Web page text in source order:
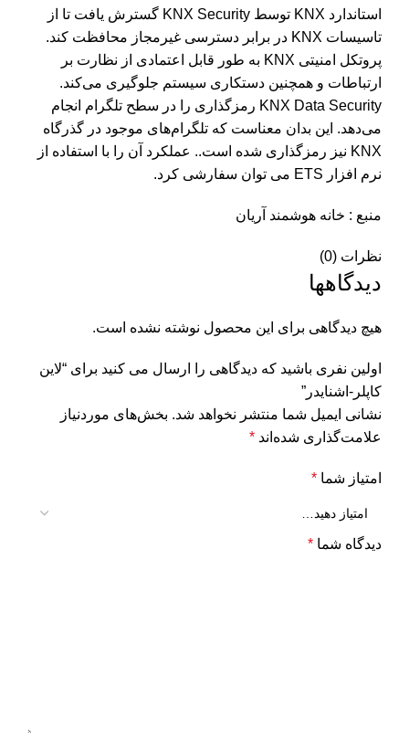
استاندارد KNX توسط KNX Security گسترش یافت تا از
تاسیسات KNX در برابر دسترسی غیرمجاز محافظت کند.
پروتکل امنیتی KNX به طور قابل اعتمادی از نظارت بر
ارتباطات و همچنین دستکاری سیستم جلوگیری می‌کند.
KNX Data Security رمزگذاری را در سطح تلگرام انجام
می‌دهد. این بدان معناست که تلگرام‌های موجود در گذرگاه
KNX نیز رمزگذاری شده است.. عملکرد آن را با استفاده از
نرم افزار ETS می توان سفارشی کرد.
منبع : خانه هوشمند آریان
نظرات (0)
دیدگاهها
هیچ دیدگاهی برای این محصول نوشته نشده است.
اولین نفری باشید که دیدگاهی را ارسال می کنید برای “لاین
کاپلر-اشنایدر”
نشانی ایمیل شما منتشر نخواهد شد. بخش‌های موردنیاز
علامت‌گذاری شده‌اند *
امتیاز شما *
دیدگاه شما *